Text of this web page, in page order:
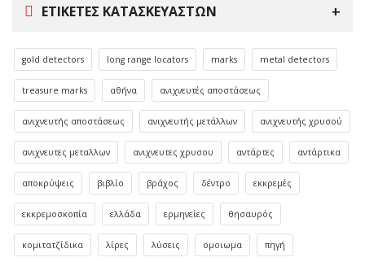
ΕΤΙΚΈΤΕΣ ΚΑΤΑΣΚΕΥΑΣΤΏΝ
gold detectors long range locators marks metal detectors
treasure marks αθήνα ανιχνευτές αποστάσεως
ανιχνευτής αποστάσεως ανιχνευτής μετάλλων ανιχνευτής χρυσού
ανιχνευτες μεταλλων ανιχνευτες χρυσου αντάρτες αντάρτικα
αποκρύψεις βιβλίο βράχος δέντρο εκκρεμές
εκκρεμοσκοπία ελλάδα ερμηνείες θησαυρός
κομιτατζίδικα λίρες λύσεις ομοιωμα πηγή